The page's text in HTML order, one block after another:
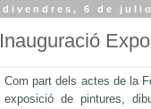
divendres, 6 de
Inauguració
Com part dels actes de la
exposició de pintures,